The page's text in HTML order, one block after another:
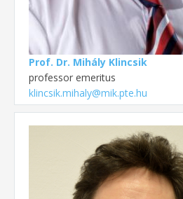
Prof. Dr. Mihály Klincsik
professor emeritus
klincsik.mihaly@mik.pte.hu